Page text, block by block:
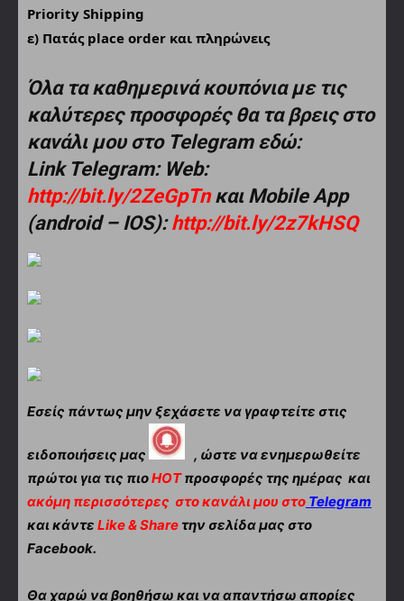
Priority Shipping
ε) Πατάς place order και πληρώνεις
Όλα τα καθημερινά κουπόνια με τις
καλύτερες προσφορές θα τα βρεις στο
κανάλι μου στο Telegram εδώ:
Link Telegram: Web:
http://bit.ly/2ZeGpTnκαι Mobile App
(android – IOS):http://bit.ly/2z7kHSQ
Εσείς πάντως μην ξεχάσετε να γραφτείτε στις
ειδοποιήσεις μας
, ώστε να ενημερωθείτε
πρώτοι για τις πιοHOTπροσφορές της ημέρας και
ακόμη περισσότερες στο κανάλι μου στο Telegram
και κάντε Like & Share την σελίδα μας στο
Facebook.
Θα χαρώ να βοηθήσω και να απαντήσω απορίες